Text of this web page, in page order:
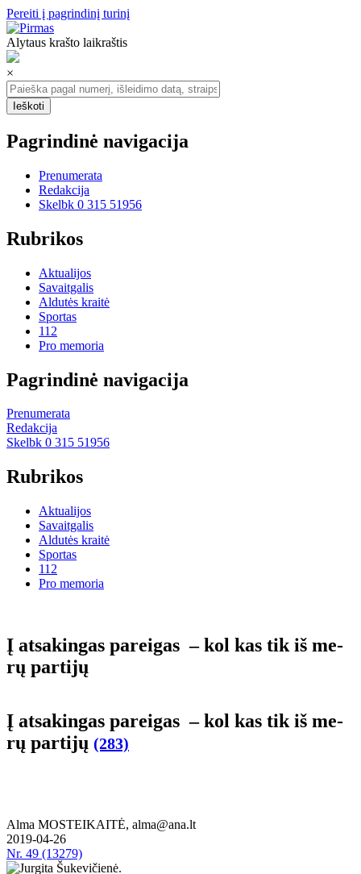
Pereiti į pagrindinį turinį
Alytaus krašto laikraštis
×
Pagrindinė navigacija
Prenumerata
Redakcija
Skelbk 0 315 51956
Rubrikos
Aktualijos
Savaitgalis
Aldutės kraitė
Sportas
112
Pro memoria
Pagrindinė navigacija
Prenumerata
Redakcija
Skelbk 0 315 51956
Rubrikos
Aktualijos
Savaitgalis
Aldutės kraitė
Sportas
112
Pro memoria
Į at­sa­kin­gas pa­rei­gas – kol kas tik iš me­
rų par­ti­jų
Į at­sa­kin­gas pa­rei­gas – kol kas tik iš me­
rų par­ti­jų (283)
Alma MOSTEIKAITĖ, alma@ana.lt
2019-04-26
Nr. 49 (13279)